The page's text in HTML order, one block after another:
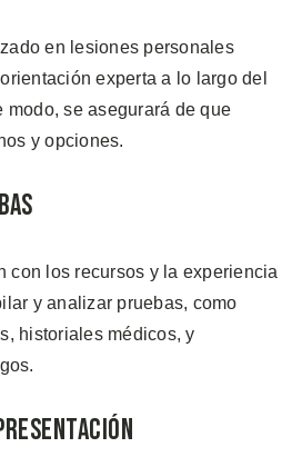
en lesiones personales
experta a lo largo del
modo, se asegurará de que
y opciones.
con los recursos y la experiencia
y analizar pruebas, como
historiales médicos, y